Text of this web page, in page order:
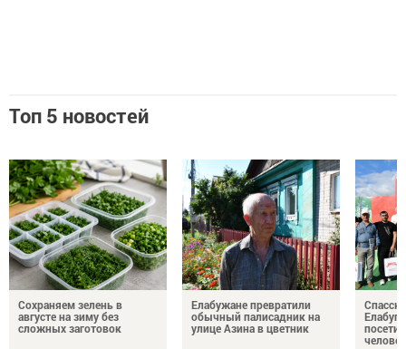
Топ 5 новостей
Сохраняем зелень в
августе на зиму без
сложных заготовок
Елабужане превратили
обычный палисадник на
улице Азина в цветник
человек